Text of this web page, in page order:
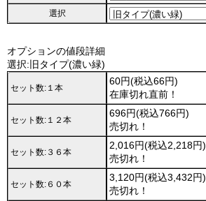
選択
オプションの値段詳細
選択:旧タイプ(濃い緑)
セット数:１本
60円(税込66円)
在庫切れ直前！
セット数:１２本
696円(税込766円)
売切れ！
セット数:３６本
2,016円(税込2,218円)
売切れ！
セット数:６０本
3,120円(税込3,432円)
売切れ！